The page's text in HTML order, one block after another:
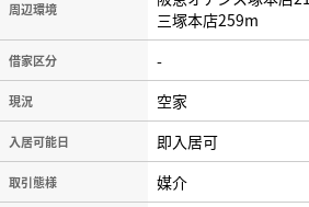
周辺環境
三塚本店259m
借家区分 -
現況 空家
入居可能日 即入居可
取引態様 媒介